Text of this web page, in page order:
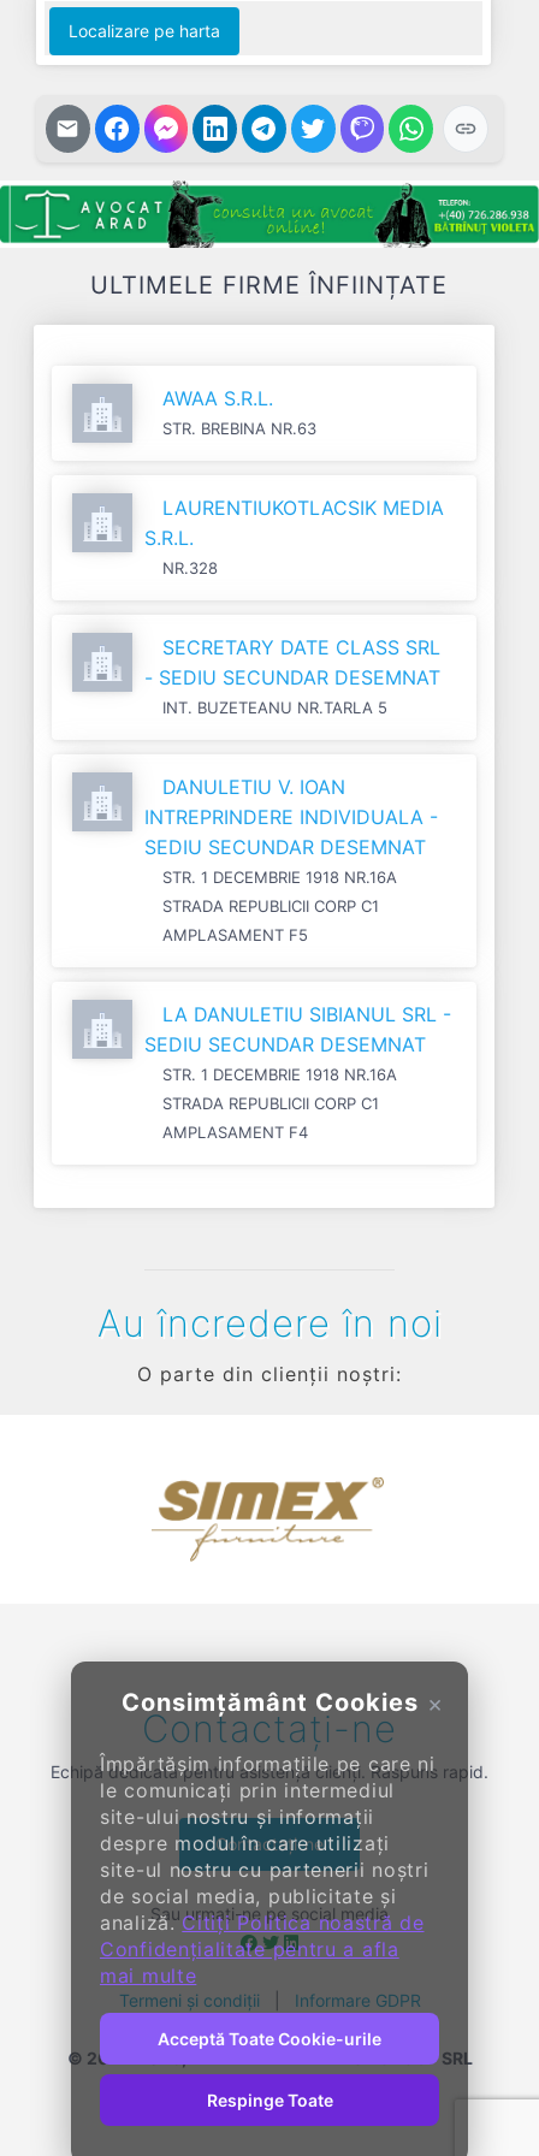
Localizare pe harta
ULTIMELE FIRME ÎNFIINȚATE
AWAA S.R.L.
STR. BREBINA NR.63
LAURENTIUKOTLACSIK MEDIA
S.R.L.
NR.328
SECRETARY DATE CLASS SRL
- SEDIU SECUNDAR DESEMNAT
INT. BUZETEANU NR.TARLA 5
DANULETIU V. IOAN
INTREPRINDERE INDIVIDUALA -
SEDIU SECUNDAR DESEMNAT
STR. 1 DECEMBRIE 1918 NR.16A
STRADA REPUBLICII CORP C1
AMPLASAMENT F5
LA DANULETIU SIBIANUL SRL -
SEDIU SECUNDAR DESEMNAT
STR. 1 DECEMBRIE 1918 NR.16A
STRADA REPUBLICII CORP C1
AMPLASAMENT F4
×
Consimțământ Cookies
Împărtășim informațiile pe care ni
le comunicați prin intermediul
site-ului nostru și informații
despre modul în care utilizați
site-ul nostru cu partenerii noștri
de social media, publicitate și
analiză.Citiți Politica noastră de
Confidențialitate pentru a afla
mai multe
Acceptă Toate Cookie-urile
Respinge Toate
Au încredere în noi
O parte din clienții noștri:
Contactați-ne
Echipă dedicată pentru asistență clienți. Răspuns rapid.
Contactați-ne
Sau urmați-ne pe social media
Termeni și condiții Informare GDPR
© 2014-
2026, KENDALL ENTERPRISE GROUP SRL